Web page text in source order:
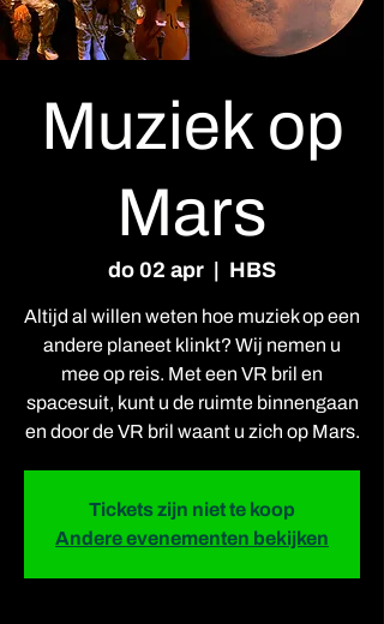
Muziek op
Mars
do 02 apr HBS
Altijd al willen weten hoe muziek op een
andere planeet klinkt? Wij nemen u
mee op reis. Met een VR bril en
spacesuit, kunt u de ruimte binnengaan
en door de VR bril waant u zich op Mars.
Tickets zijn niet te koop
Andere evenementen bekijken